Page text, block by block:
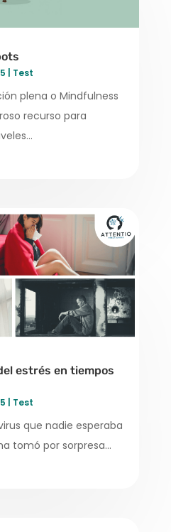
Test
plena o Mindfulness
recurso para
estrés en tiempos
Test
que nadie esperaba
tomó por sorpresa…